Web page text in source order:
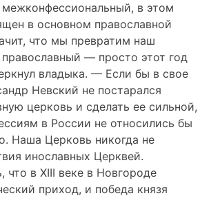
в этом
в основном православной
что мы превратим наш
православный — просто этот год
владыка. — Если бы в свое
Невский не постарался
церковь и сделать ее сильной,
в России не относились бы
Наша Церковь никогда не
инославных Церквей.
что в XIII веке в Новгороде
приход, и победа князя